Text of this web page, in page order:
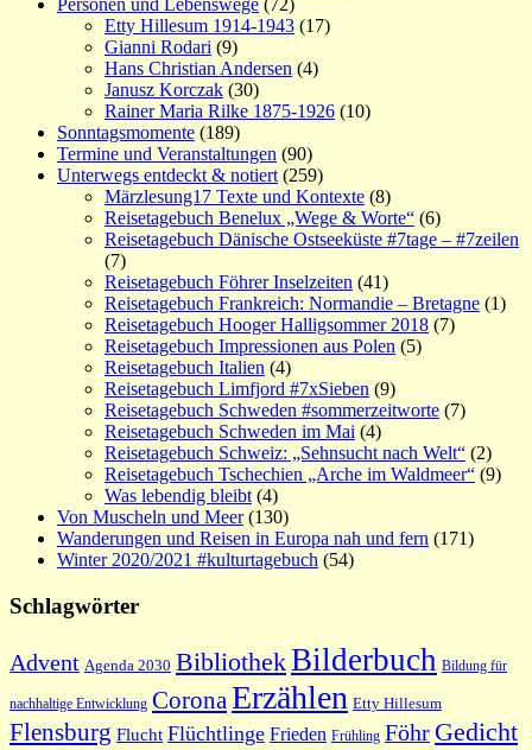
Personen und Lebenswege (72)
Etty Hillesum 1914-1943 (17)
Gianni Rodari (9)
Hans Christian Andersen (4)
Janusz Korczak (30)
Rainer Maria Rilke 1875-1926 (10)
Sonntagsmomente (189)
Termine und Veranstaltungen (90)
Unterwegs entdeckt & notiert (259)
Märzlesung17 Texte und Kontexte (8)
Reisetagebuch Benelux „Wege & Worte“ (6)
Reisetagebuch Dänische Ostseeküste #7tage – #7zeilen
(7)
Reisetagebuch Föhrer Inselzeiten (41)
Reisetagebuch Frankreich: Normandie – Bretagne (1)
Reisetagebuch Hooger Halligsommer 2018 (7)
Reisetagebuch Impressionen aus Polen (5)
Reisetagebuch Italien (4)
Reisetagebuch Limfjord #7xSieben (9)
Reisetagebuch Schweden #sommerzeitworte (7)
Reisetagebuch Schweden im Mai (4)
Reisetagebuch Schweiz: „Sehnsucht nach Welt“ (2)
Reisetagebuch Tschechien „Arche im Waldmeer“ (9)
Was lebendig bleibt (4)
Von Muscheln und Meer(130)
Wanderungen und Reisen in Europa nah und fern (171)
Winter 2020/2021 #kulturtagebuch (54)
Schlagwörter
Advent Agenda 2030 BibliothekBilderbuch Bildung für
nachhaltige Entwicklung Corona Erzählen Etty Hillesum
Flensburg Flucht Flüchtlinge Frieden Frühling Föhr Gedicht